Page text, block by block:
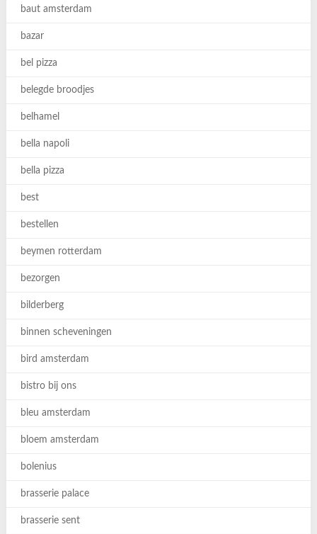
baut amsterdam
bazar
bel pizza
belegde broodjes
belhamel
bella napoli
bella pizza
best
bestellen
beymen rotterdam
bezorgen
bilderberg
binnen scheveningen
bird amsterdam
bistro bij ons
bleu amsterdam
bloem amsterdam
bolenius
brasserie palace
brasserie sent